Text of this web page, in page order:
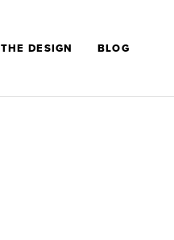
THE DESIGN BLOG